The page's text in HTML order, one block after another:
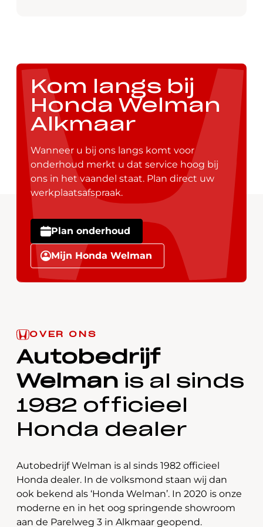
OVER ONS
Autobedrijf
Welman is al sinds
1982 officieel
Honda dealer
Autobedrijf Welman is al sinds 1982 officieel
Honda dealer. In de volksmond staan wij dan
ook bekend als ‘Honda Welman’. In 2020 is onze
moderne en in het oog springende showroom
aan de Parelweg 3 in Alkmaar geopend.
Kom langs bij
Honda Welman
Alkmaar
Wanneer u bij ons langs komt voor
onderhoud merkt u dat service hoog bij
ons in het vaandel staat. Plan direct uw
werkplaatsafspraak.
Plan onderhoud
Mijn Honda Welman